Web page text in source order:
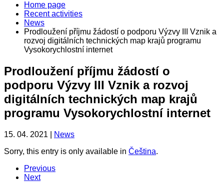
Home page
Recent activities
News
Prodloužení příjmu žádostí o podporu Výzvy III Vznik a
rozvoj digitálních technických map krajů programu
Vysokorychlostní internet
Prodloužení příjmu žádostí o
podporu Výzvy III Vznik a rozvoj
digitálních technických map krajů
programu Vysokorychlostní internet
15. 04. 2021 |
News
Sorry, this entry is only available in Čeština.
Previous
Next